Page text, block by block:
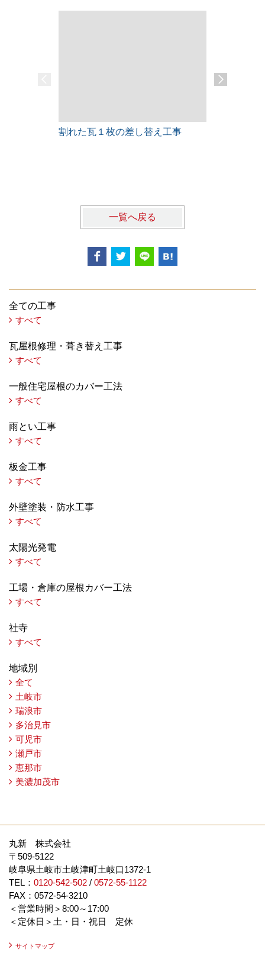
割れた瓦１枚の差し替え工事
一覧へ戻る
全ての工事
すべて
瓦屋根修理・葺き替え工事
すべて
一般住宅屋根のカバー工法
すべて
雨とい工事
すべて
板金工事
すべて
外壁塗装・防水工事
すべて
太陽光発電
すべて
工場・倉庫の屋根カバー工法
すべて
社寺
すべて
地域別
全て
土岐市
瑞浪市
多治見市
可児市
瀬戸市
恵那市
美濃加茂市
丸新 株式会社
〒509-5122
岐阜県土岐市土岐津町土岐口1372-1
TEL： 0120-542-502 / 0572-55-1122
FAX：0572-54-3210
＜営業時間＞8:00～17:00
＜定休日＞土・日・祝日 定休
サイトマップ